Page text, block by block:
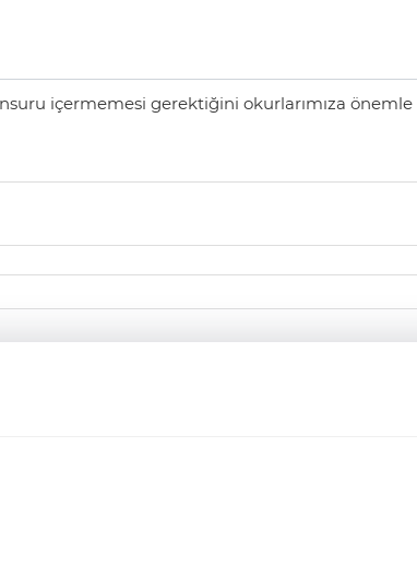
içermemesi gerektiğini okurlarımıza önemle